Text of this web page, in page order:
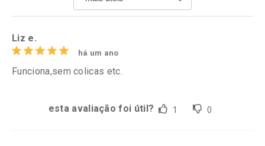
Liz e.
há um ano
Funciona,sem colicas etc.
esta avaliação foi útil? 1 0